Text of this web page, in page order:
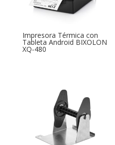
Impresora Térmica con
Tableta Android BIXOLON
XQ-480